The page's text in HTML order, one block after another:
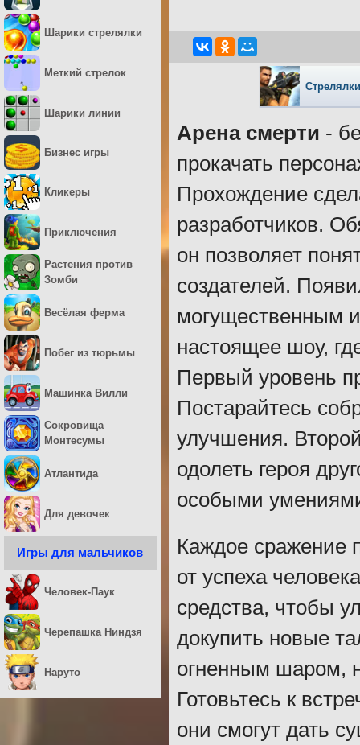
Арена смерти -
прокачать
Прохождение
разработчиков.
он позволяет
создателей.
могущественным
настоящее шоу,
Первый уровень
Постарайтесь
улучшения.
одолеть героя
особыми
Каждое сражение
от успеха
средства, чтобы
докупить новые
огненным шаром,
Готовьтесь к
они смогут дать
Шарики стрелялки
Меткий стрелок
Шарики линии
Бизнес игры
Кликеры
Приключения
Растения против
Зомби
Весёлая ферма
Побег из тюрьмы
Машинка Вилли
Сокровища
Монтесумы
Атлантида
Для девочек
Игры для мальчиков
Человек-Паук
Черепашка Ниндзя
Наруто